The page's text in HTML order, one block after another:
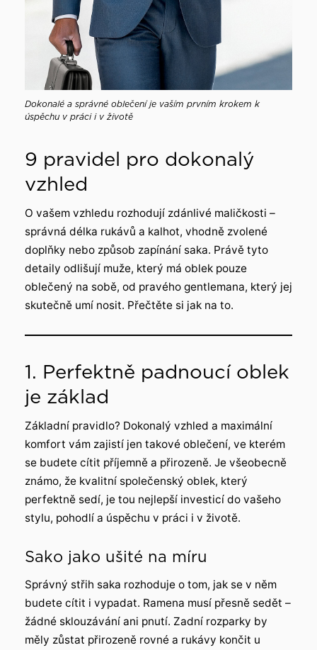
Dokonalé a správné oblečení je vaším prvním krokem k
úspěchu v práci i v životě
9 pravidel pro dokonalý
vzhled
O vašem vzhledu rozhodují zdánlivé maličkosti –
správná délka rukávů a kalhot, vhodně zvolené
doplňky nebo způsob zapínání saka. Právě tyto
detaily odlišují muže, který má oblek pouze
oblečený na sobě, od pravého gentlemana, který jej
skutečně umí nosit. Přečtěte si jak na to.
1. Perfektně padnoucí oblek
je základ
Základní pravidlo? Dokonalý vzhled a maximální
komfort vám zajistí jen takové oblečení, ve kterém
se budete cítit příjemně a přirozeně. Je všeobecně
známo, že kvalitní společenský oblek, který
perfektně sedí, je tou nejlepší investicí do vašeho
stylu, pohodlí a úspěchu v práci i v životě.
Sako jako ušité na míru
Správný střih saka rozhoduje o tom, jak se v něm
budete cítit i vypadat. Ramena musí přesně sedět –
žádné sklouzávání ani pnutí. Zadní rozparky by
měly zůstat přirozeně rovné a rukávy končit u